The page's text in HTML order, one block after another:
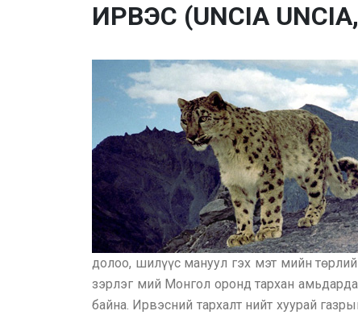
ИРВЭС (UNCIA
долоо, шилүүс мануул гэх мэт мийн
зэрлэг мий Монгол оронд тархан
байна. Ирвэсний тархалт нийт хуурай